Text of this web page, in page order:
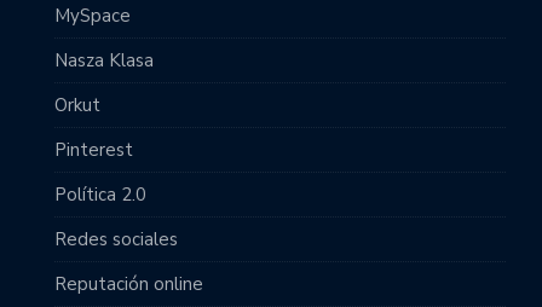
MySpace
Nasza Klasa
Orkut
Pinterest
Política 2.0
Redes sociales
Reputación online